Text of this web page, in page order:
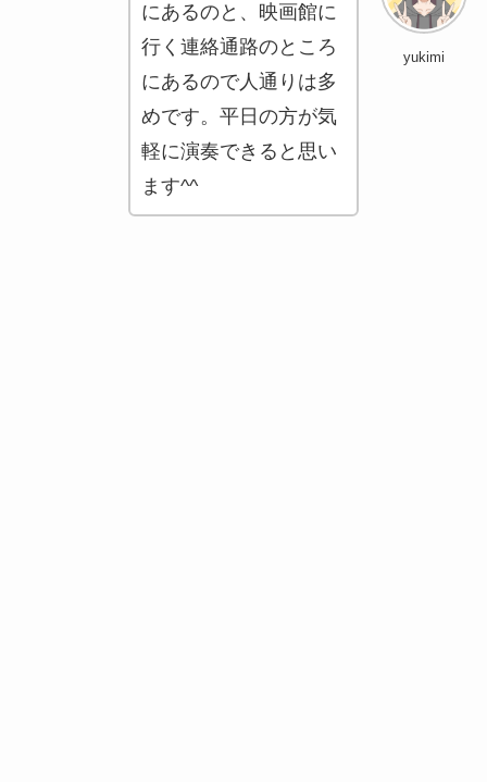
yukimi
にあるのと、映画館に
行く連絡通路のところ
にあるので人通りは多
めです。平日の方が気
軽に演奏できると思い
ます^^